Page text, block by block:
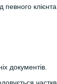
документів.